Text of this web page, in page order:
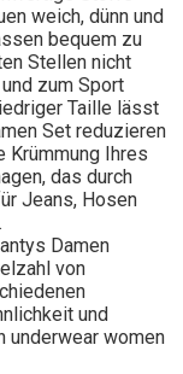
weich, dünn und
bequem zu
Stellen nicht
zum Sport
Taille lässt
Set reduzieren
Krümmung Ihres
das durch
Jeans, Hosen
Damen
von
und
underwear women